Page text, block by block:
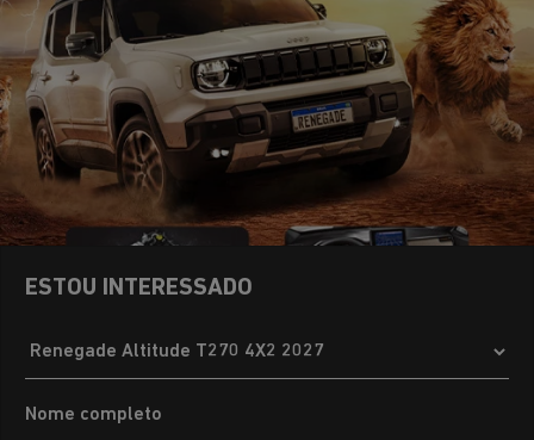
ESTOU INTERESSADO